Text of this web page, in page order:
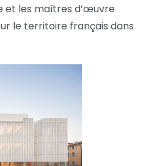
et les maîtres d’œuvre
le territoire français dans